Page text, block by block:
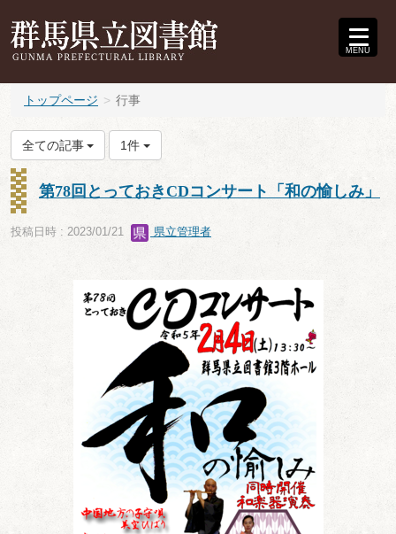
MENU
トップページ 行事
全ての記事 1件
第78回とっておきCDコンサート「和の愉しみ」
投稿日時 : 2023/01/21 県立管理者